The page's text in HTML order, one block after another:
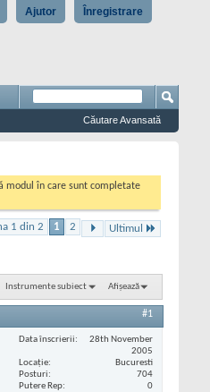
Înregistrare
Ajutor
Căutare Avansată
modul în care sunt completate
1 din 2 1 2 Ultimul
Instrumente subiect Afișează
#1
Data înscrierii
28th November
2005
Locaţie
Bucuresti
Posturi
704
Putere Rep
0